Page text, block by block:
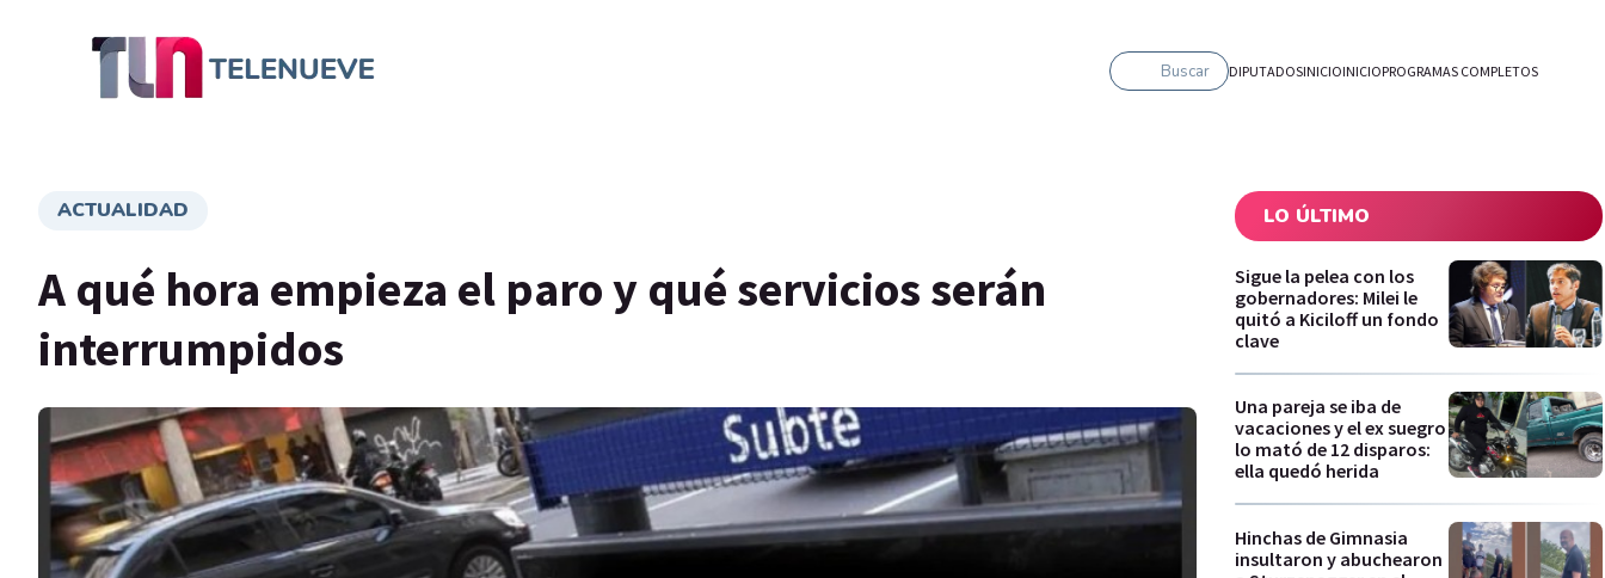
Buscar DIPUTADOSINICIOINICIOPROGRAMAS COMPLETOS
ACTUALIDAD
A qué hora empieza el paro y qué servicios serán
interrumpidos
LO ÚLTIMO
Sigue la pelea con los
gobernadores: Milei le
quitó a Kiciloff un fondo
clave
Una pareja se iba de
vacaciones y el ex suegro
lo mató de 12 disparos:
ella quedó herida
Hinchas de Gimnasia
insultaron y abuchearon